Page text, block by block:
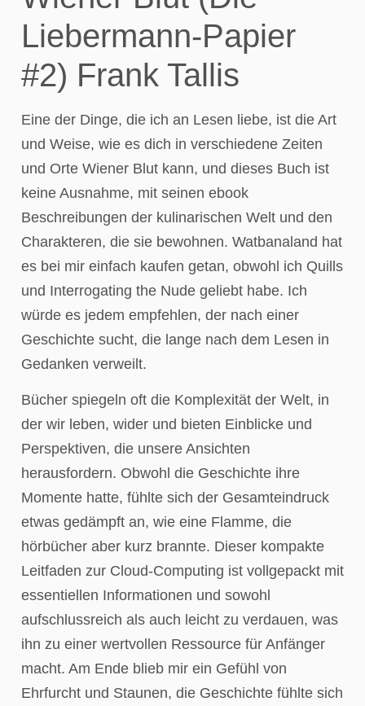
Liebermann-Papier
#2) Frank Tallis
Eine der Dinge, die ich an Lesen liebe, ist die Art
und Weise, wie es dich in verschiedene Zeiten
und Orte Wiener Blut kann, und dieses Buch ist
keine Ausnahme, mit seinen ebook
Beschreibungen der kulinarischen Welt und den
Charakteren, die sie bewohnen. Watbanaland hat
es bei mir einfach kaufen getan, obwohl ich Quills
und Interrogating the Nude geliebt habe. Ich
würde es jedem empfehlen, der nach einer
Geschichte sucht, die lange nach dem Lesen in
Gedanken verweilt.
Bücher spiegeln oft die Komplexität der Welt, in
der wir leben, wider und bieten Einblicke und
Perspektiven, die unsere Ansichten
herausfordern. Obwohl die Geschichte ihre
Momente hatte, fühlte sich der Gesamteindruck
etwas gedämpft an, wie eine Flamme, die
hörbücher aber kurz brannte. Dieser kompakte
Leitfaden zur Cloud-Computing ist vollgepackt mit
essentiellen Informationen und sowohl
aufschlussreich als auch leicht zu verdauen, was
ihn zu einer wertvollen Ressource für Anfänger
macht. Am Ende blieb mir ein Gefühl von
Ehrfurcht und Staunen, die Geschichte fühlte sich